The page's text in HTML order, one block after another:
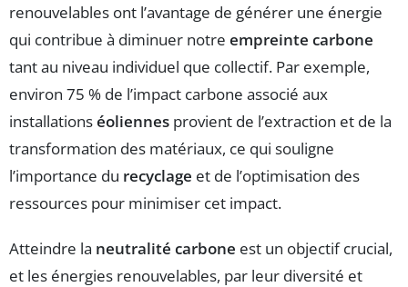
renouvelables ont l’avantage de générer une énergie
qui contribue à diminuer notre empreinte carbone
tant au niveau individuel que collectif. Par exemple,
environ 75 % de l’impact carbone associé aux
installationséoliennes provient de l’extraction et de la
transformation des matériaux, ce qui souligne
l’importance du recyclage et de l’optimisation des
ressources pour minimiser cet impact.
Atteindre la neutralité carbone est un objectif crucial,
et les énergies renouvelables, par leur diversité et